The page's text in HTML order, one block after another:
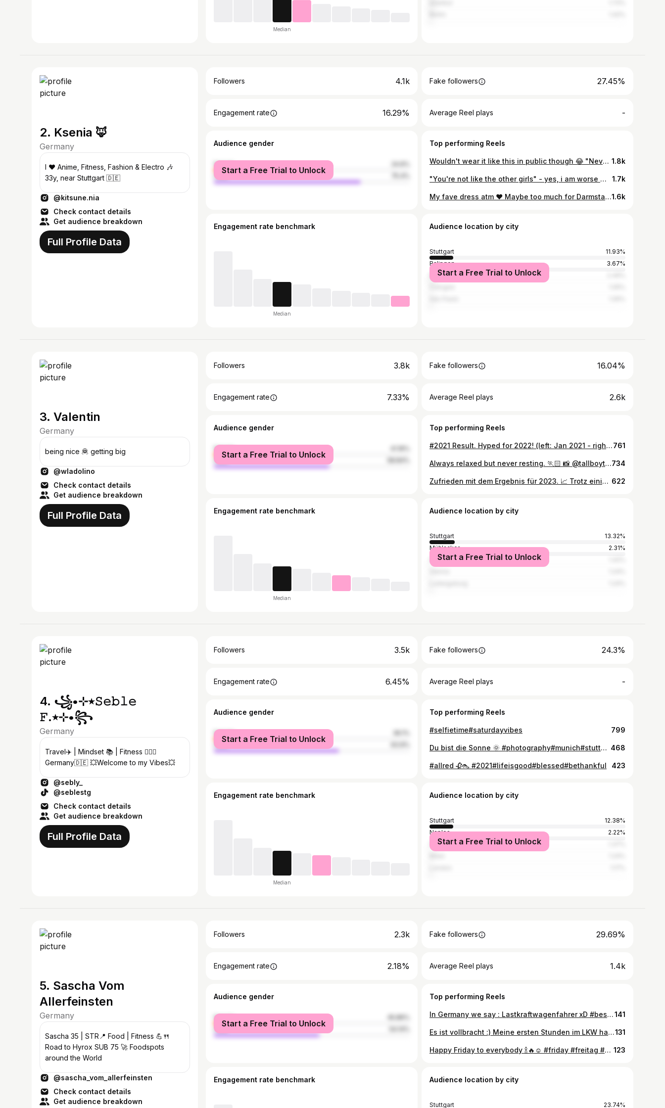
Median
2. Ksenia 🦊
Germany
I ❤️ Anime, Fitness, Fashion & Electro 🎶
33y, near Stuttgart 🇩🇪
@kitsune.nia
Check contact details
Get audience breakdown
Full Profile Data
Followers 4.1k Fake followers 27.45%
Engagement rate 16.29% Average Reel plays -
Audience gender
female
male
Start a Free Trial to Unlock
Top performing Reels
Wouldn't wear it like this in public though 😂 "Never go in search for love Go in search for life And life will find you the love you seek." Photo by @elschabro #studiophotography #shooting #shootout #body #lingeriebody #diamondbody #hunkemöller #hunkemöllerbody #annsummers #annsummerslingerie #bondage #style #fashionshoot #shootingday #fashionblogger #inkedgirl #inked #girlswithink #tattoo #tattoogirl #studiophotoshoot 1.8k
"You're not like the other girls" - yes, i am worse 😈 #sailormoon #sailormoonfangirl #sailormoonfan #otaku #otakugirl #2buns #2bunshairstyle #buns #bunshair #girlwithbangs #girlswithink #inkedgirls #tattoogirl #fashionshootingday💞i❤️ #fashionshoot #fashioninspiration #fitgirl #muscleback #feathertattoo #ffm #frankfurtammain #darmstadtcity #darmstadt #homeshooting 1.7k
My fave dress atm ❤️ Maybe too much for Darmstadt Heimstättensiedlung 😅 but I'm looking forward to wear it during festivals season 🥰 #zaradress #zara #favouritedress #favedress #transparentlace #lacedress #trasparent #transparentdress #blacklace #coachella #festivalstyle #festivaloutfit #festival #festivallook #festivallove #wcd #worldclubdome #girlswithink #inkedgirl #tattooinspo #blackwork #fashionshoot #fashioninspo #fashionblogger #fashionstyle1.6k
Engagement rate benchmark
Median
Audience location by city
Stuttgart
11.93%
Balingen
3.67%
Berlin
Start a Free Trial to Unlock
3. Valentin
Germany
being nice 🦧 getting big
@wladolino
Check contact details
Get audience breakdown
Full Profile Data
Followers 3.8k Fake followers 16.04%
Engagement rate 7.33% Average Reel plays 2.6k
Audience gender
female
male
Start a Free Trial to Unlock
Top performing Reels
#2021 Result. Hyped for 2022! (left: Jan 2021 - right: Nov 2021) #vegains #TOFU #ftm #transman #saufsportbalance #willisaskill #nurguckennichtanfassen #soysoy #transformation #gym #lift #trans #zen761
Always relaxed but never resting. 🏃🏻 📸 @tallboytakingpictures #0711 #ftm #slavsofinstagram734
Zufrieden mit dem Ergebnis für 2023. 📈 Trotz einigen und auch längeren gesundheitlichen Ausfällen konnte ich vor allem krafttechnisch deutlich vorankommen. Mein Masse-Ziel konnte ich leider nicht ganz erreichen, bin aber gerade einfach froh gesund zu sein und im Training PRs fetzen zu können. So kann es weitergehen! #hyped for 24 #vegansdoitbetter #eatcleantalkdirty #gym #lifting #fittrans #ftm 622
Engagement rate benchmark
Median
Audience location by city
Stuttgart
13.32%
Mühlacker
2.31%
Pforzheim
Start a Free Trial to Unlock
4. ꧁•⊹٭𝚂𝚎𝚋𝚕𝚎
𝙵.٭⊹•꧂
Germany
Travel✈️ | Mindset 📚 | Fitness 🏋️‍♀️📍
Germany🇩🇪 💥Welcome to my Vibes💥
@sebly_
@seblestg
Check contact details
Get audience breakdown
Full Profile Data
Followers 3.5k Fake followers 24.3%
Engagement rate 6.45% Average Reel plays -
Audience gender
female
male
Start a Free Trial to Unlock
Top performing Reels
#selfietime#saturdayvibes 799
Du bist die Sonne 🌞 #photography#munich#stuttgartgirl#summervibes#happy#sun#sunshinegirl 468
#allred 🥀👠 #2021#lifeisgood#blessed#bethankful 423
Engagement rate benchmark
Median
Audience location by city
Stuttgart
12.38%
Naples
2.22%
Frankfurt
Start a Free Trial to Unlock
5. Sascha Vom
Allerfeinsten
Germany
Sascha 35 | STR📍 Food | Fitness 💪🍴
Road to Hyrox SUB 75 🚀 Foodspots
around the World
@sascha_vom_allerfeinsten
Check contact details
Get audience breakdown
Followers 2.3k Fake followers 29.69%
Engagement rate 2.18% Average Reel plays 1.4k
Audience gender
female
male
Start a Free Trial to Unlock
Top performing Reels
In Germany we say : Lastkraftwagenfahrer xD #bestanden #lkw #truck #lkwfahrer #trucker #trucks #academy #fahrschuleacademy #passt #truckerbabes #actros #lkwfans #baldmithänger #newchapter #1893 #mercedes #benztruck #benz #lookingforward141
Es ist vollbracht :) Meine ersten Stunden im LKW habe ich hinter mir und Wow das ist nochmal ganz was anderes als mit unseren Crafter 😃 Freue mich schon auf nächste Woche da kommt der Anhänger dran :) #lkw #lkwfahrer #lkwfahrschule #C #CE #truck #truckerlife #trucks #fahrschule #fahrschüler #academy #fun #funny #newthings #weiterbildung #tothemoon131
Happy Friday to everybody 🍾🔥☺️ #friday #freitag #welcometotheweekend #vino #wein #zuvinosagichnieno #🍷 #weekend #weekedvibes #hochdiehändewochenende #stuttgart #germany #schräglage #0711 #nightlife #saschkomachtdietüre #tattoo #flexenimsitzen 123
Engagement rate benchmark Audience location by city
Stuttgart
23.74%